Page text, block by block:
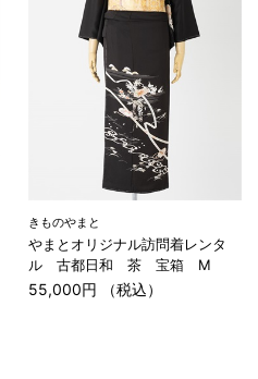
きものやまと
やまとオリジナル訪問着レンタ
ル 古都日和 茶 宝箱 M
55,000円 （税込）